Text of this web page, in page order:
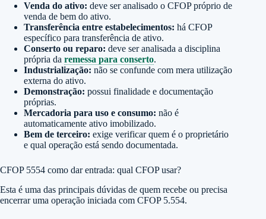
Venda do ativo: deve ser analisado o CFOP próprio de
venda de bem do ativo.
Transferência entre estabelecimentos: há CFOP
específico para transferência de ativo.
Conserto ou reparo: deve ser analisada a disciplina
própria da remessa para conserto.
Industrialização: não se confunde com mera utilização
externa do ativo.
Demonstração: possui finalidade e documentação
próprias.
Mercadoria para uso e consumo: não é
automaticamente ativo imobilizado.
Bem de terceiro: exige verificar quem é o proprietário
e qual operação está sendo documentada.
CFOP 5554 como dar entrada: qual CFOP usar?
Esta é uma das principais dúvidas de quem recebe ou precisa
encerrar uma operação iniciada com CFOP 5.554.